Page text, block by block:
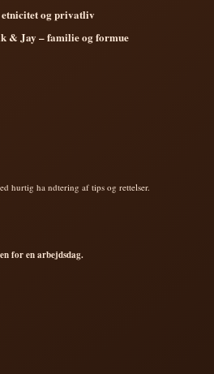
og privatliv
& Jay – familie og formue
hurtig ha ndtering af tips og rettelser.
for en arbejdsdag.